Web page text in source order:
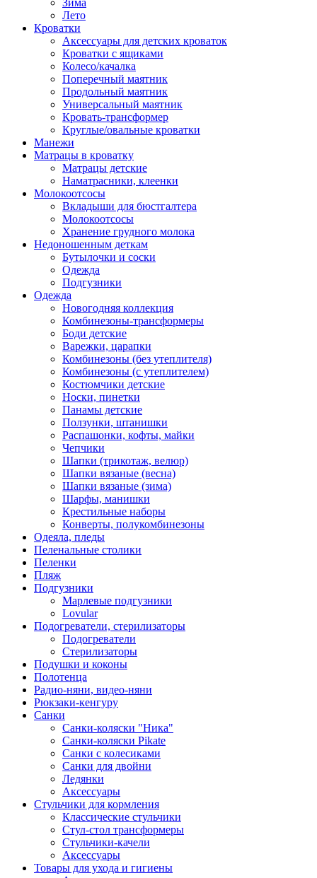
Зима
Лето
Кроватки
Аксессуары для детских кроваток
Кроватки с ящиками
Колесо/качалка
Поперечный маятник
Продольный маятник
Универсальный маятник
Кровать-трансформер
Круглые/овальные кроватки
Манежи
Матрацы в кроватку
Матрацы детские
Наматрасники, клеенки
Молокоотсосы
Вкладыши для бюстгалтера
Молокоотсосы
Хранение грудного молока
Недоношенным деткам
Бутылочки и соски
Одежда
Подгузники
Одежда
Новогодняя коллекция
Комбинезоны-трансформеры
Боди детские
Варежки, царапки
Комбинезоны (без утеплителя)
Комбинезоны (с утеплителем)
Костюмчики детские
Носки, пинетки
Панамы детские
Ползунки, штанишки
Распашонки, кофты, майки
Чепчики
Шапки (трикотаж, велюр)
Шапки вязаные (весна)
Шапки вязаные (зима)
Шарфы, манишки
Крестильные наборы
Конверты, полукомбинезоны
Одеяла, пледы
Пеленальные столики
Пеленки
Пляж
Подгузники
Марлевые подгузники
Lovular
Подогреватели, стерилизаторы
Подогреватели
Стерилизаторы
Подушки и коконы
Полотенца
Радио-няни, видео-няни
Рюкзаки-кенгуру
Санки
Санки-коляски "Ника"
Санки-коляски Pikate
Санки с колесиками
Санки для двойни
Ледянки
Аксессуары
Стульчики для кормления
Классические стульчики
Стул-стол трансформеры
Стульчики-качели
Аксессуары
Товары для ухода и гигиены